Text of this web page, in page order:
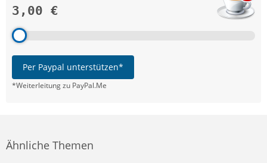
3,00 €
Per Paypal unterstützen*
*Weiterleitung zu PayPal.Me
Ähnliche Themen